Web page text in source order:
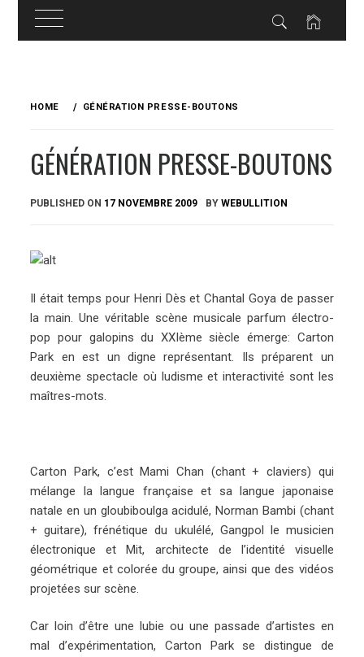
HOME GÉNÉRATION PRESSE-BOUTONS
GÉNÉRATION PRESSE-BOUTONS
PUBLISHED ON 17 NOVEMBRE 2009 BYWEBULLITION
Il était temps pour Henri Dès et Chantal Goya de passer
la main. Une véritable scène musicale parfum électro-
pop pour galopins du XXIème siècle émerge: Carton
Park en est un digne représentant. Ils préparent un
deuxième spectacle où ludisme et interactivité sont les
maîtres-mots.
Carton Park, c’est Mami Chan (chant + claviers) qui
mélange la langue française et sa langue japonaise
natale en un gloubiboulga acidulé, Norman Bambi (chant
+ guitare), frénétique du ukulélé, Gangpol le musicien
électronique et Mit, architecte de l’identité visuelle
géométrique et colorée du groupe, ainsi que des vidéos
projetées sur scène.
Car loin d’être une lubie ou une passade d’artistes en
mal d’expérimentation, Carton Park se distingue de